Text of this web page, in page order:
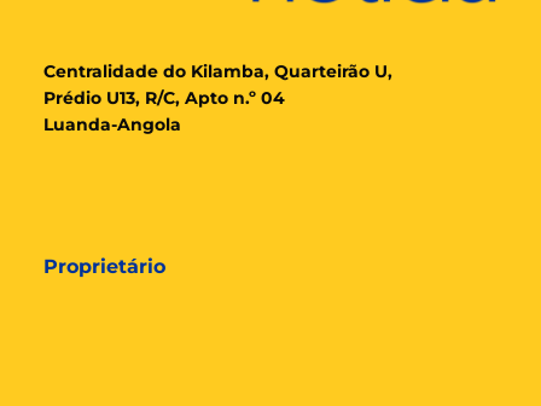
Centralidade do Kilamba, Quarteirão U,
Prédio U13, R/C, Apto n.º 04
Luanda-Angola
Proprietário